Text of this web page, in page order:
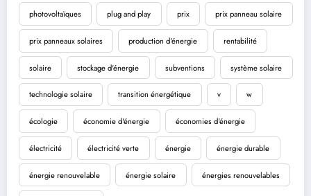
photovoltaïques plug and play prix prix panneau solaire
prix panneaux solaires production d'énergie rentabilité
solaire stockage d'énergie subventions système solaire
technologie solaire transition énergétique v w
écologie économie d'énergie économies d'énergie
électricité électricité verte énergie énergie durable
énergie renouvelable énergie solaire énergies renouvelables